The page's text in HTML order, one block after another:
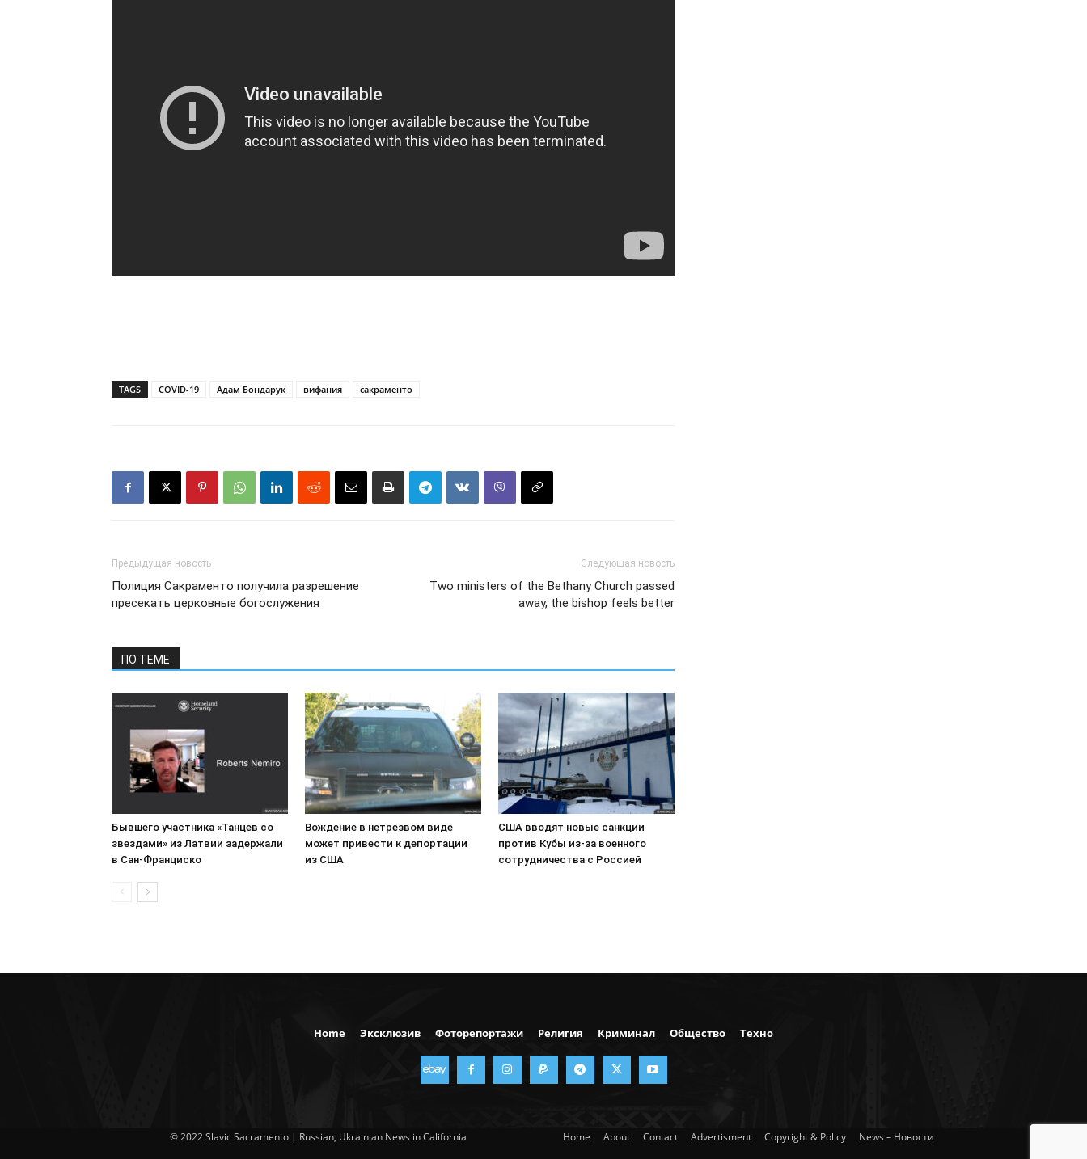
TAGS COVID-19 Адам Бондарук вифания сакраменто
Предыдущая новость
Полиция Сакраменто получила разрешение
пресекать церковные богослужения
Следующая новость
Two ministers of the Bethany Church passed
away, the bishop feels better
ПО ТЕМЕ
Бывшего участника «Танцев со
звездами» из Латвии задержали
в Сан-Франциско
Вождение в нетрезвом виде
может привести к депортации
из США
США вводят новые санкции
против Кубы из-за военного
сотрудничества с Россией
Home Эксклюзив Фоторепортажи Религия Криминал Общество Техно
© 2022 Slavic Sacramento | Russian, Ukrainian News in California Home About Contact Advertisment Copyright & Policy News – Новости